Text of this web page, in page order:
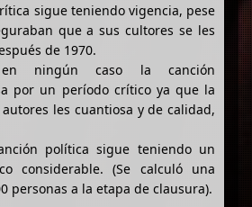
sigue teniendo vigencia, pese
que a sus cultores se les
de 1970.
ningún caso la canción
por un período crítico ya que la
les cuantiosa y de calidad,
política sigue teniendo un
considerable. (Se calculó una
personas a la etapa de clausura).